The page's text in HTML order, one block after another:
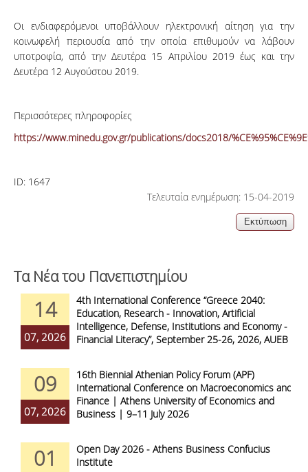
Οι ενδιαφερόμενοι υποβάλλουν ηλεκτρονική αίτηση για την
κοινωφελή περιουσία από την οποία επιθυμούν να λάβουν
υποτροφία, από την Δευτέρα 15 Απριλίου 2019 έως και την
Δευτέρα 12 Αυγούστου 2019.
Περισσότερες πληροφορίες
https://www.minedu.gov.gr/publications/docs2018/
ID: 1647
Τελευταία ενημέρωση: 15-04-2019
Τα Νέα του Πανεπιστημίου
14
07, 2026
4th International Conference “Greece 2040:
Education, Research - Innovation, Artificial
Intelligence, Defense, Institutions and Economy -
Financial Literacy”, September 25-26, 2026, AUEB
09
07, 2026
16th Biennial Athenian Policy Forum (APF)
International Conference on Macroeconomics and
Finance | Athens University of Economics and
Business | 9–11 July 2026
01
Open Day 2026 - Athens Business Confucius
Institute